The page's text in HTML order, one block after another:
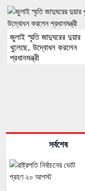
জুলাই স্মৃতি জাদুঘরের দুয়ার
খুলেছে, উদ্বোধন করলেন
প্রধানমন্ত্রী
সর্বশেষ